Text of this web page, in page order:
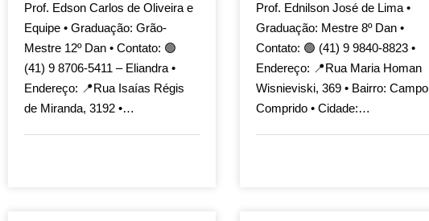
Prof. Edson Carlos de Oliveira e
Equipe • Graduação: Grão-
Mestre 12º Dan • Contato: 🟢
(41) 9 8706-5411 – Eliandra •
Endereço: 📍Rua Isaías Régis
de Miranda, 3192 •…
Prof. Ednilson José de Lima •
Graduação: Mestre 8º Dan •
Contato: 🟢 (41) 9 9840-8823 •
Endereço: 📍Rua Maria Homan
Wisnieviski, 369 • Bairro: Campo
Comprido • Cidade:…